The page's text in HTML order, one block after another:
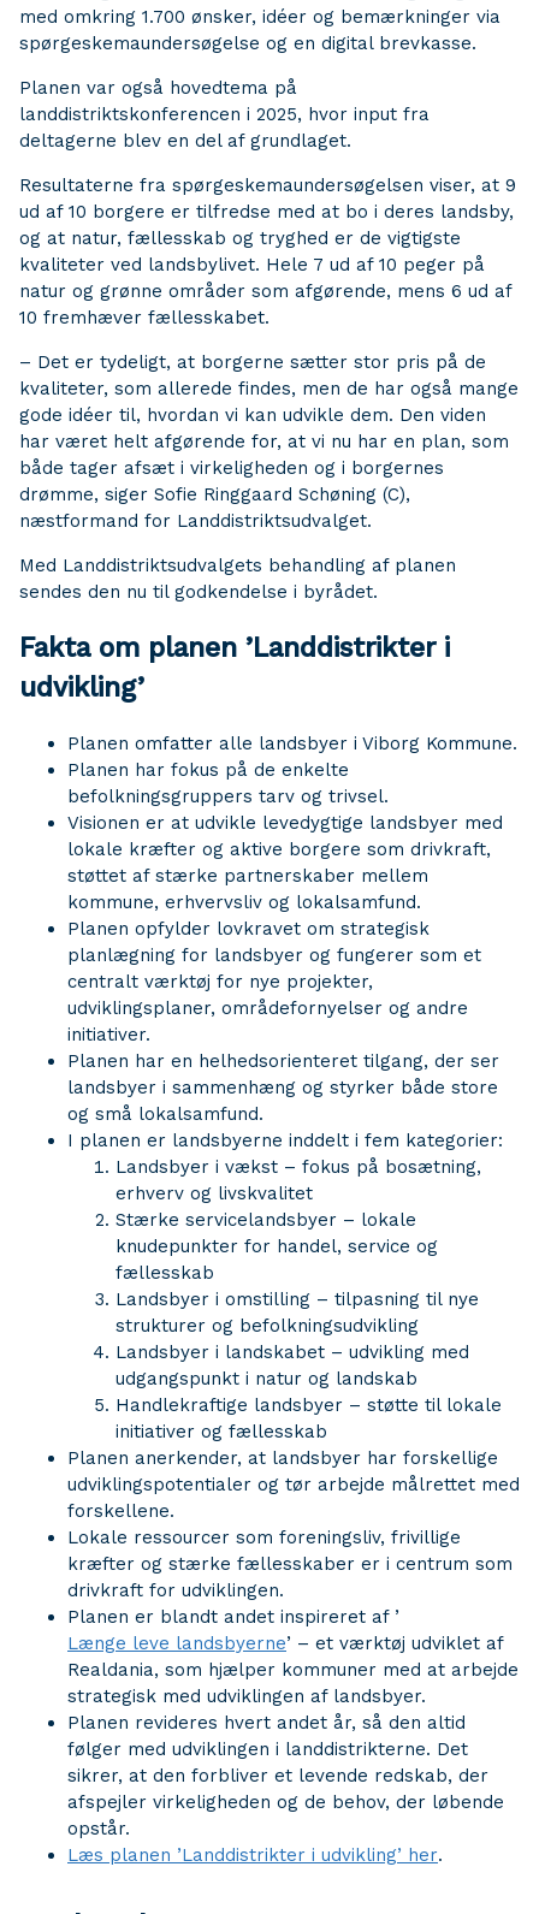
med omkring 1.700 ønsker, idéer og bemærkninger via
spørgeskemaundersøgelse og en digital brevkasse.
Planen var også hovedtema på
landdistriktskonferencen i 2025, hvor input fra
deltagerne blev en del af grundlaget.
Resultaterne fra spørgeskemaundersøgelsen viser, at 9
ud af 10 borgere er tilfredse med at bo i deres landsby,
og at natur, fællesskab og tryghed er de vigtigste
kvaliteter ved landsbylivet. Hele 7 ud af 10 peger på
natur og grønne områder som afgørende, mens 6 ud af
10 fremhæver fællesskabet.
– Det er tydeligt, at borgerne sætter stor pris på de
kvaliteter, som allerede findes, men de har også mange
gode idéer til, hvordan vi kan udvikle dem. Den viden
har været helt afgørende for, at vi nu har en plan, som
både tager afsæt i virkeligheden og i borgernes
drømme, siger Sofie Ringgaard Schøning (C),
næstformand for Landdistriktsudvalget.
Med Landdistriktsudvalgets behandling af planen
sendes den nu til godkendelse i byrådet.
Fakta om planen ’Landdistrikter i
udvikling’
Planen omfatter alle landsbyer i Viborg Kommune.
Planen har fokus på de enkelte
befolkningsgruppers tarv og trivsel.
Visionen er at udvikle levedygtige landsbyer med
lokale kræfter og aktive borgere som drivkraft,
støttet af stærke partnerskaber mellem
kommune, erhvervsliv og lokalsamfund.
Planen opfylder lovkravet om strategisk
planlægning for landsbyer og fungerer som et
centralt værktøj for nye projekter,
udviklingsplaner, områdefornyelser og andre
initiativer.
Planen har en helhedsorienteret tilgang, der ser
landsbyer i sammenhæng og styrker både store
og små lokalsamfund.
I planen er landsbyerne inddelt i fem kategorier:
Landsbyer i vækst – fokus på bosætning,
erhverv og livskvalitet
Stærke servicelandsbyer – lokale
knudepunkter for handel, service og
fællesskab
Landsbyer i omstilling – tilpasning til nye
strukturer og befolkningsudvikling
Landsbyer i landskabet – udvikling med
udgangspunkt i natur og landskab
Handlekraftige landsbyer – støtte til lokale
initiativer og fællesskab
Planen anerkender, at landsbyer har forskellige
udviklingspotentialer og tør arbejde målrettet med
forskellene.
Lokale ressourcer som foreningsliv, frivillige
kræfter og stærke fællesskaber er i centrum som
drivkraft for udviklingen.
Planen er blandt andet inspireret af ’
Længe leve landsbyerne’ – et værktøj udviklet af
Realdania, som hjælper kommuner med at arbejde
strategisk med udviklingen af landsbyer.
Planen revideres hvert andet år, så den altid
følger med udviklingen i landdistrikterne. Det
sikrer, at den forbliver et levende redskab, der
afspejler virkeligheden og de behov, der løbende
opstår.
Læs planen ’Landdistrikter i udvikling’ her.